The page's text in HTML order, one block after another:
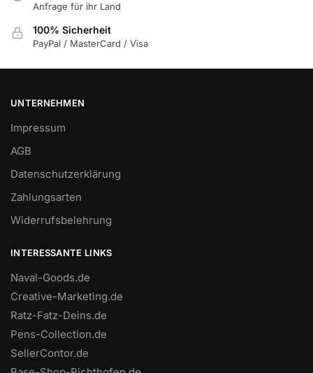
Anfrage für ihr Land
100% Sicherheit
PayPal / MasterCard / Visa
UNTERNEHMEN
Impressum
AGB
Datenschutzerklärung
Zahlungsarten
Widerrufsbelehrung
INTERESSANTE LINKS
Naval-Goods.de
Creative-Marketing.de
Ratz-Fatz-Deins.de
Pens-Collection.de
SellerContor.de